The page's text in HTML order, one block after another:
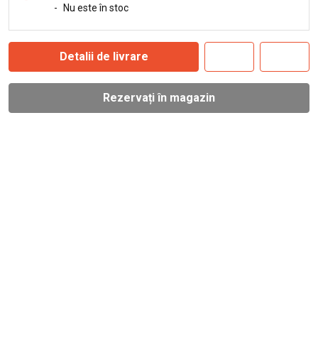
-
Nu este în stoc
Detalii de livrare
Rezervați în magazin